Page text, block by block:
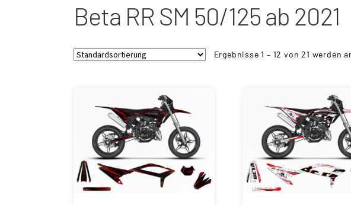
Impressum Kasse Kontakt Mein Konto
Widerrufsbelehrung Wunschliste
Beta RR SM 50/125 ab 2021
Ergebnisse 1 – 12 von 21 werden